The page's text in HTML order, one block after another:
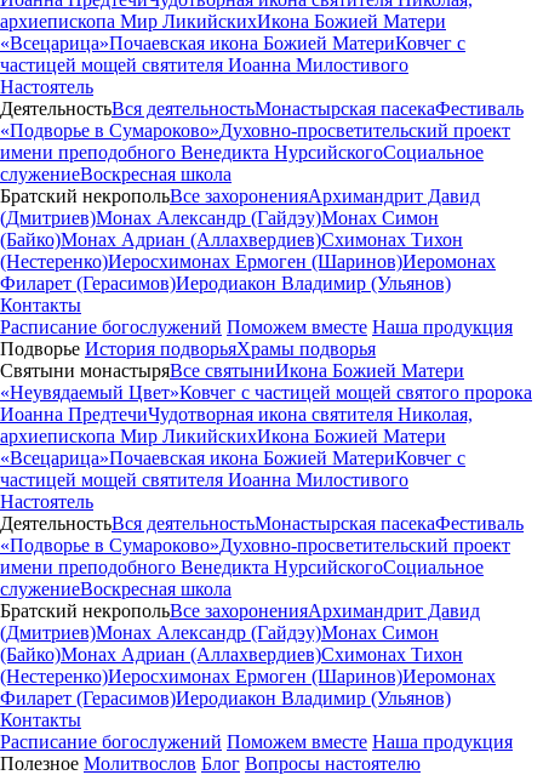
архиепископа Мир ЛикийскихИкона Божией Матери
«Всецарица»Почаевская икона Божией МатериКовчег с
частицей мощей святителя Иоанна Милостивого
Настоятель
ДеятельностьВся деятельностьМонастырская пасекаФестиваль
«Подворье в Сумароково»Духовно-просветительский проект
имени преподобного Венедикта НурсийскогоСоциальное
служениеВоскресная школа
Братский некропольВсе захороненияАрхимандрит Давид
(Дмитриев)Монах Александр (Гайдэу)Монах Симон
(Байко)Монах Адриан (Аллахвердиев)Схимонах Тихон
(Нестеренко)Иеросхимонах Ермоген (Шаринов)Иеромонах
Филарет (Герасимов)Иеродиакон Владимир (Ульянов)
Контакты
Расписание богослужений Поможем вместе Наша продукция
Подворье История подворьяХрамы подворья
Святыни монастыряВсе святыниИкона Божией Матери
«Неувядаемый Цвет»Ковчег с частицей мощей святого пророка
Иоанна ПредтечиЧудотворная икона святителя Николая,
архиепископа Мир ЛикийскихИкона Божией Матери
«Всецарица»Почаевская икона Божией МатериКовчег с
частицей мощей святителя Иоанна Милостивого
Настоятель
ДеятельностьВся деятельностьМонастырская пасекаФестиваль
«Подворье в Сумароково»Духовно-просветительский проект
имени преподобного Венедикта НурсийскогоСоциальное
служениеВоскресная школа
Братский некропольВсе захороненияАрхимандрит Давид
(Дмитриев)Монах Александр (Гайдэу)Монах Симон
(Байко)Монах Адриан (Аллахвердиев)Схимонах Тихон
(Нестеренко)Иеросхимонах Ермоген (Шаринов)Иеромонах
Филарет (Герасимов)Иеродиакон Владимир (Ульянов)
Контакты
Расписание богослужений Поможем вместе Наша продукция
Полезное Молитвослов Блог Вопросы настоятелю